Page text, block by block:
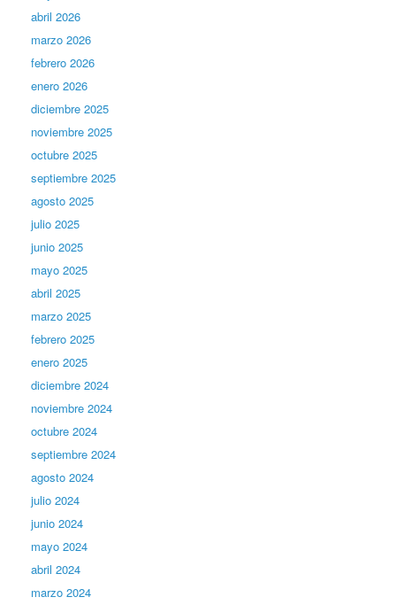
abril 2026
marzo 2026
febrero 2026
enero 2026
diciembre 2025
noviembre 2025
octubre 2025
septiembre 2025
agosto 2025
julio 2025
junio 2025
mayo 2025
abril 2025
marzo 2025
febrero 2025
enero 2025
diciembre 2024
noviembre 2024
octubre 2024
septiembre 2024
agosto 2024
julio 2024
junio 2024
mayo 2024
abril 2024
marzo 2024